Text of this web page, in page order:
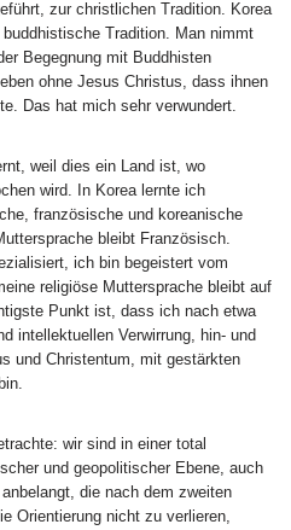
zur christlichen Tradition. Korea
Tradition. Man nimmt
Begegnung mit Buddhisten
ohne Jesus Christus, dass ihnen
Das hat mich sehr verwundert.
weil dies ein Land ist, wo
wird. In Korea lernte ich
französische und koreanische
bleibt Französisch.
ich bin begeistert vom
religiöse Muttersprache bleibt auf
Punkt ist, dass ich nach etwa
intellektuellen Verwirrung, hin- und
und Christentum, mit gestärkten
wir sind in einer total
und geopolitischer Ebene, auch
die nach dem zweiten
Orientierung nicht zu verlieren,